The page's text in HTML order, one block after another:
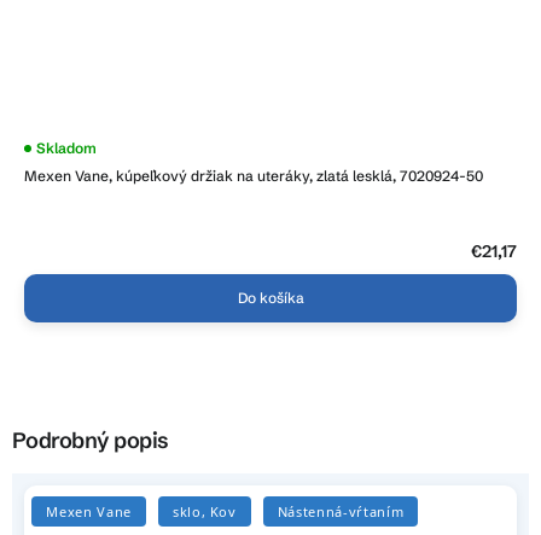
Mexen Vane, kúpeľkový držiak na uteráky, zlatá lesklá, 7020924-50
Skladom
€21,17
Do košíka
Podrobný popis
Mexen Vane sklo, Kov Nástenná-vŕtaním